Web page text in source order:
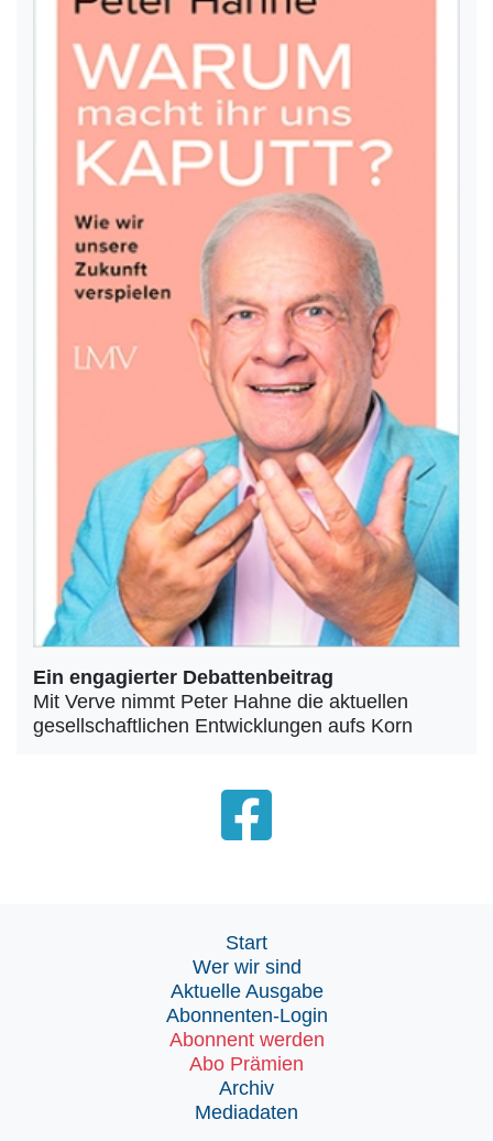
Ein engagierter Debattenbeitrag
Mit Verve nimmt Peter Hahne die aktuellen
gesellschaftlichen Entwicklungen aufs Korn
Start
Wer wir sind
Aktuelle Ausgabe
Abonnenten-Login
Abonnent werden
Abo Prämien
Archiv
Mediadaten